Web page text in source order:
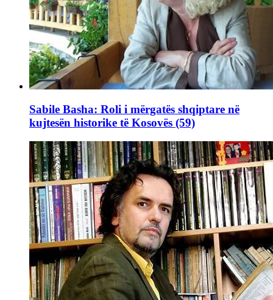
Sabile Basha: Roli i mërgatës shqiptare në
kujtesën historike të Kosovës (59)